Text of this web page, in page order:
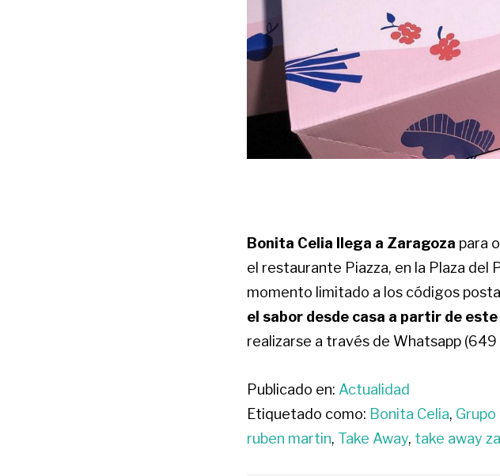
Bonita Celia llega a Zaragoza para
el restaurante Piazza, en la Plaza del
momento limitado a los códigos
el sabor desde casa a partir de
realizarse a través de Whatsapp
Publicado en: Actualidad
Etiquetado como: Bonita Celia, Grupo
ruben martin, Take Away, take away